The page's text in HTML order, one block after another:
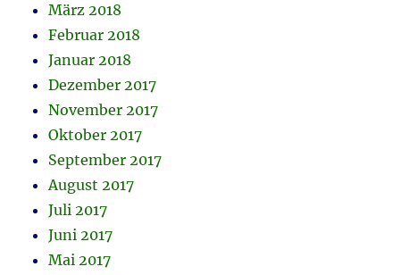
März 2018
Februar 2018
Januar 2018
Dezember 2017
November 2017
Oktober 2017
September 2017
August 2017
Juli 2017
Juni 2017
Mai 2017